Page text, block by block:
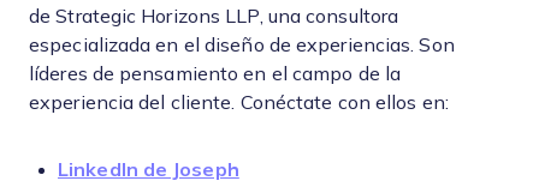
de Strategic Horizons LLP, una consultora
especializada en el diseño de experiencias. Son
líderes de pensamiento en el campo de la
experiencia del cliente. Conéctate con ellos en:
LinkedIn de Joseph